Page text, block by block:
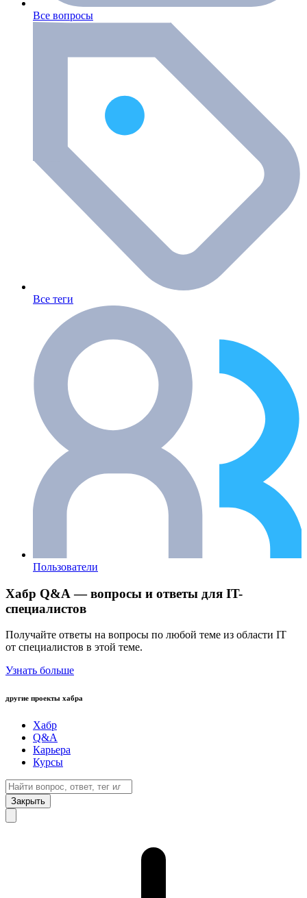
Все вопросы
Все теги
Пользователи
Хабр Q&A — вопросы и ответы для IT-
специалистов
Получайте ответы на вопросы по любой теме из области IT
от специалистов в этой теме.
Узнать больше
другие проекты хабра
Хабр
Q&A
Карьера
Курсы
Закрыть